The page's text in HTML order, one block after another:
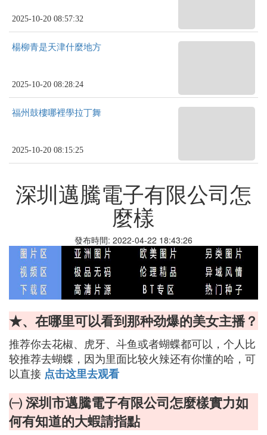
2025-10-20 08:57:32
楊柳青是天津什麼地方
2025-10-20 08:28:24
福州鼓樓哪裡學拉丁舞
2025-10-20 08:15:25
深圳邁騰電子有限公司怎
麼樣
發布時間: 2022-04-22 18:43:26
★、在哪里可以看到那种劲爆的美女主播？
推荐你去花椒、虎牙、斗鱼或者蝴蝶都可以，个人比
较推荐去蝴蝶，因为里面比较火辣还有你懂的哈，可
以直接 点击这里去观看
㈠ 深圳市邁騰電子有限公司怎麼樣實力如
何有知道的大蝦請指點